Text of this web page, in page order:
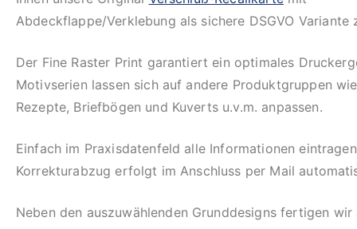
Abdeckflappe/Verklebung als sichere DSGVO Variante
Der Fine Raster Print garantiert ein optimales
Motivserien lassen sich auf andere Produktgruppen
Rezepte, Briefbögen und Kuverts u.v.m. anpassen.
Einfach im Praxisdatenfeld alle Informationen
Korrekturabzug erfolgt im Anschluss per Mail
Neben den auszuwählenden Grunddesigns fertigen wir